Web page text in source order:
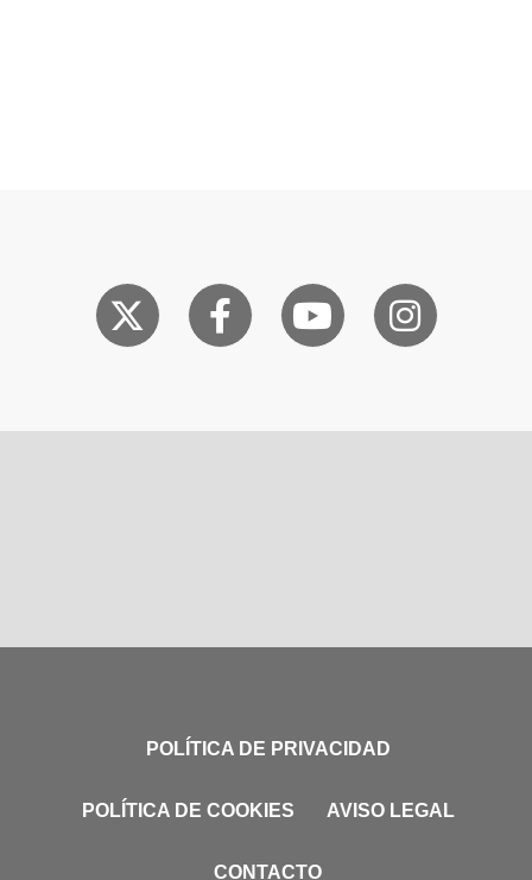
POLÍTICA DE PRIVACIDAD
POLÍTICA DE COOKIES AVISO LEGAL
CONTACTO